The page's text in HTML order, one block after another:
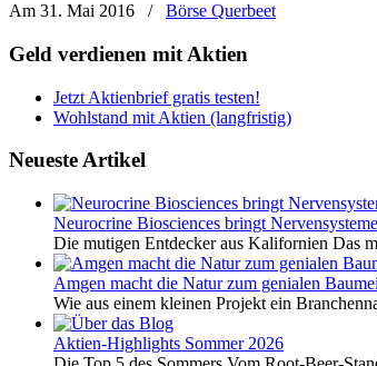
Am 31. Mai 2016
/ Börse Querbeet
Geld verdienen mit Aktien
Jetzt Aktienbrief gratis testen!
Wohlstand mit Aktien (langfristig)
Neueste Artikel
Neurocrine Biosciences bringt
Die mutigen Entdecker aus Kalifornien Das
Amgen macht die Natur zum genialen
Wie aus einem kleinen Projekt ein
Aktien-Highlights Sommer 2026